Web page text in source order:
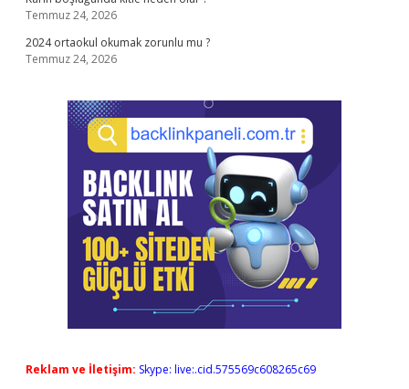
Temmuz 24, 2026
2024 ortaokul okumak zorunlu mu ?
Temmuz 24, 2026
Reklam ve İletişim: Skype: live:.cid.575569c608265c69